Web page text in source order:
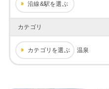
沿線&駅を選ぶ
カテゴリ
カテゴリを選ぶ 温泉